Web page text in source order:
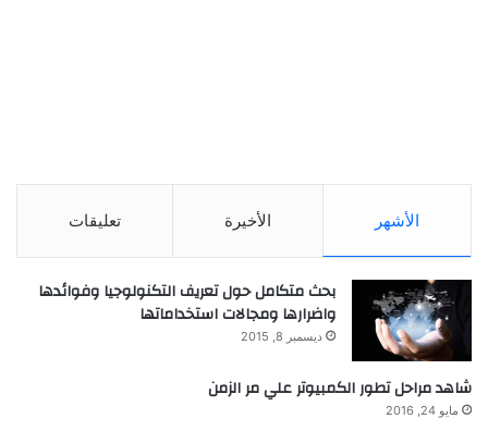
الأشهر الأخيرة تعليقات
بحث متكامل حول تعريف التكنولوجيا وفوائدها
واضرارها ومجالات استخداماتها
ديسمبر 8, 2015
شاهد مراحل تطور الكمبيوتر علي مر الزمن
مايو 24, 2016